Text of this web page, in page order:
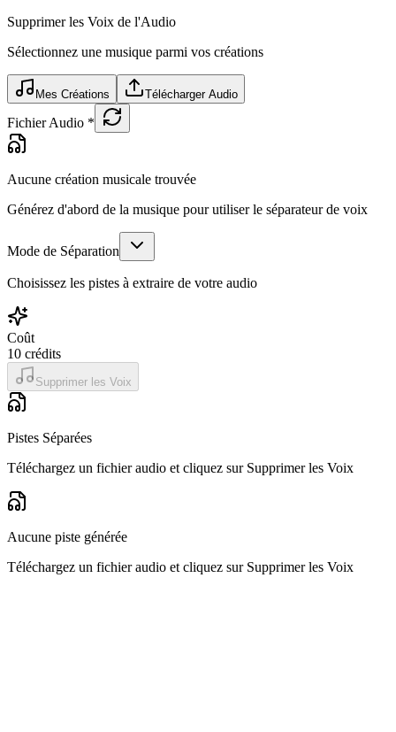
Supprimer les Voix de l'Audio
Sélectionnez une musique parmi vos créations
Mes Créations Télécharger Audio
Fichier Audio *
Aucune création musicale trouvée
Générez d'abord de la musique pour utiliser le séparateur de voix
Mode de Séparation
Choisissez les pistes à extraire de votre audio
Coût
10 crédits
Supprimer les Voix
Pistes Séparées
Téléchargez un fichier audio et cliquez sur Supprimer les Voix
Aucune piste générée
Téléchargez un fichier audio et cliquez sur Supprimer les Voix